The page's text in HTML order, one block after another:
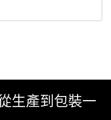
生產到包裝一